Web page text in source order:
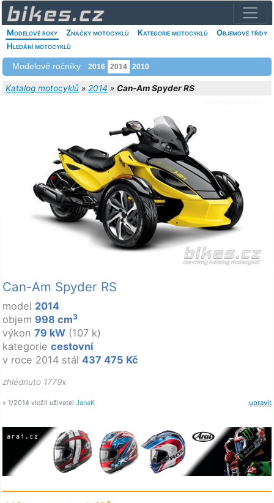
Modelové roky Značky motocyklů Kategorie motocyklů
Objemové třídy
Hledání motocyklů
Modelové ročníky 2016 2014 2010
Katalog motocyklů » 2014 » Can-Am Spyder RS
Can-Am Spyder RS
model 2014
objem 998 cm3
výkon 79 kW (107 k)
kategorie cestovní
v roce 2014 stál 437 475 Kč
zhlédnuto 1779x
upravit
» 1/2014 vložil uživatel JanaK